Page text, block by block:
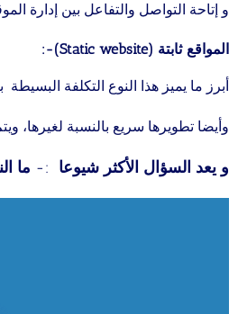
و إتاحة التواصل والتفاعل بين إدارة
المواقع ثابتة (Static website)-:
أبرز ما يميز هذا النوع التكلفة البسيطة
وأيضا تطويرها سريع بالنسبة لغيرها،
و يعد السؤال الأكثر شيوعا :- ما